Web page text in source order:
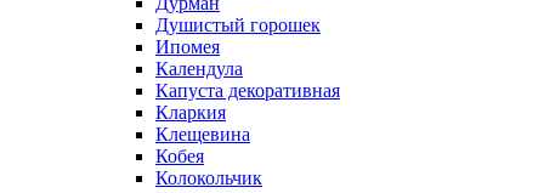
Душистый горошек
Ипомея
Календула
Капуста декоративная
Кларкия
Клещевина
Кобея
Колокольчик